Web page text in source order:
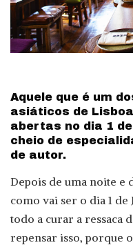
Aquele que é um
asiáticos de
abertas no dia 1
cheio de
de autor.
Depois de uma noite e
como vai ser o dia 1 de
todo a curar a ressaca
repensar isso, porque